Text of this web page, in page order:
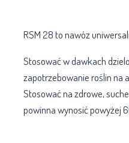
RSM 28 to nawóz
Stosować w dawkach
zapotrzebowanie roślin na
Stosować na zdrowe,
powinna wynosić powyżej